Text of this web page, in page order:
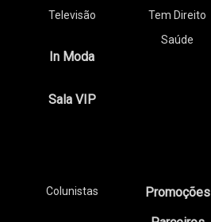
Televisão
In Moda
Sala VIP
Tem Direito
Saúde
Colunistas
Promoções